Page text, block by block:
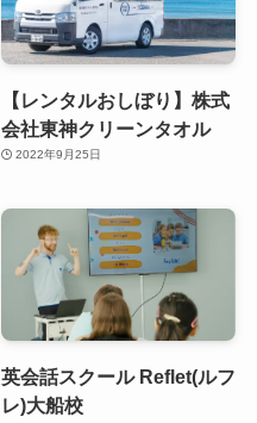
【レンタルおしぼり】株式
会社東神クリーンタオル
2022年9月25日
英会話スクール Reflet(ルフ
レ)大船校